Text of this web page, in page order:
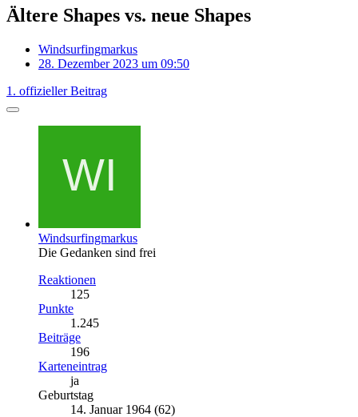
Ältere Shapes vs. neue Shapes
Windsurfingmarkus
28. Dezember 2023 um 09:50
1. offizieller Beitrag
Windsurfingmarkus
Die Gedanken sind frei
Reaktionen
125
Punkte
1.245
Beiträge
196
Karteneintrag
ja
Geburtstag
14. Januar 1964 (62)